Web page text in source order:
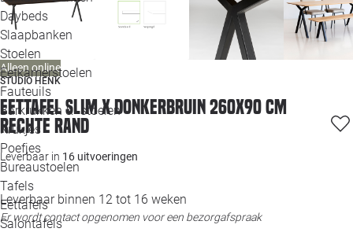
Daybeds
Slaapbanken
Stoelen
Eetkamerstoelen
Fauteuils
Barkrukken & -stoelen
Krukjes
Poefjes
Bureaustoelen
Tafels
Eettafels
Salontafels
Alleen online
STUDIO HENK
Eettafel Slim X donkerbruin 260x90 cm
rechte rand
Leverbaar in 16 uitvoeringen
Leverbaar binnen 12 tot 16 weken
Er wordt contact opgenomen voor een bezorgafspraak